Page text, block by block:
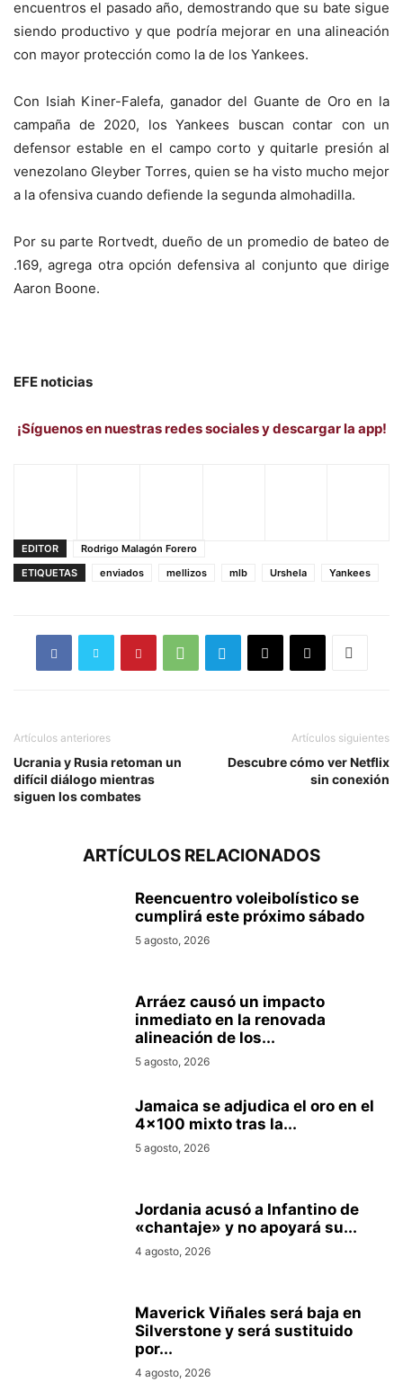
encuentros el pasado año, demostrando que su bate sigue
siendo productivo y que podría mejorar en una alineación
con mayor protección como la de los Yankees.
Con Isiah Kiner-Falefa, ganador del Guante de Oro en la
campaña de 2020, los Yankees buscan contar con un
defensor estable en el campo corto y quitarle presión al
venezolano Gleyber Torres, quien se ha visto mucho mejor
a la ofensiva cuando defiende la segunda almohadilla.
Por su parte Rortvedt, dueño de un promedio de bateo de
.169, agrega otra opción defensiva al conjunto que dirige
Aaron Boone.
EFE noticias
¡Síguenos en nuestras redes sociales y descargar la app!
EDITOR
Rodrigo Malagón Forero
ETIQUETAS
enviados mellizos mlb Urshela Yankees
Artículos anteriores
Ucrania y Rusia retoman un
difícil diálogo mientras
siguen los combates
Artículos siguientes
Descubre cómo ver Netflix
sin conexión
ARTÍCULOS RELACIONADOS
Reencuentro voleibolístico se
cumplirá este próximo sábado
5 agosto, 2026
Arráez causó un impacto
inmediato en la renovada
alineación de los...
5 agosto, 2026
Jamaica se adjudica el oro en el
4×100 mixto tras la...
5 agosto, 2026
Jordania acusó a Infantino de
«chantaje» y no apoyará su...
4 agosto, 2026
Maverick Viñales será baja en
Silverstone y será sustituido
por...
4 agosto, 2026